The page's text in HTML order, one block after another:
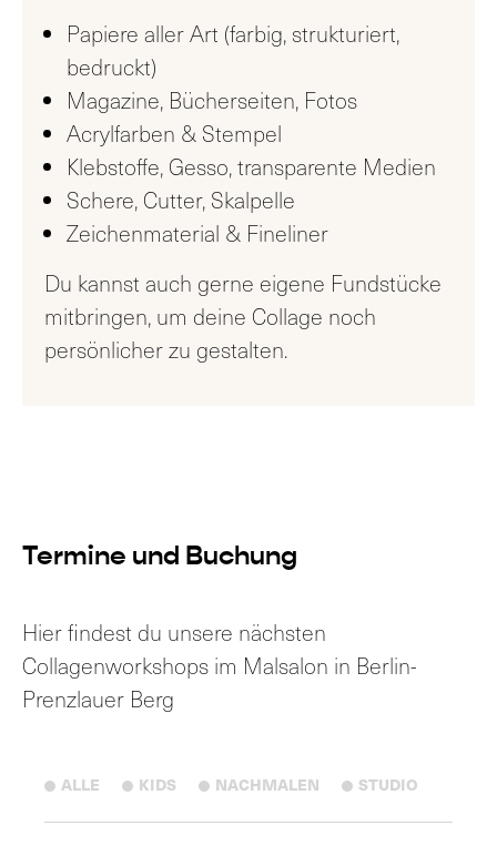
Papiere aller Art (farbig, strukturiert,
bedruckt)
Magazine, Bücherseiten, Fotos
Acrylfarben & Stempel
Klebstoffe, Gesso, transparente Medien
Schere, Cutter, Skalpelle
Zeichenmaterial & Fineliner
Du kannst auch gerne eigene Fundstücke
mitbringen, um deine Collage noch
persönlicher zu gestalten.
Termine und Buchung
Hier findest du unsere nächsten
Collagenworkshops im Malsalon in Berlin-
Prenzlauer Berg
ALLE KIDS NACHMALEN STUDIO